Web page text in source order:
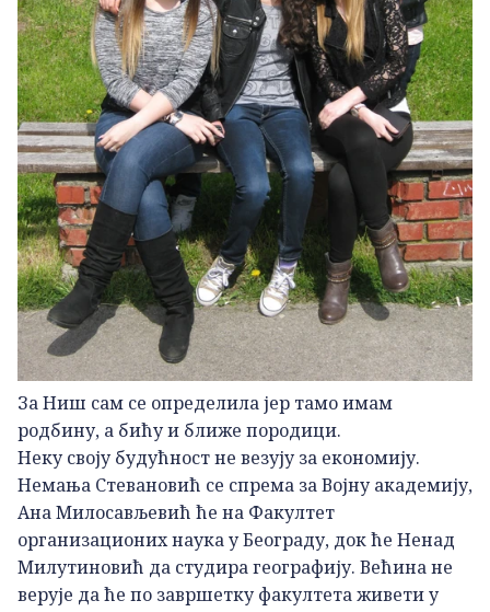
За Ниш сам се определила јер тамо имам
родбину, а бићу и ближе породици.
Неку своју будућност не везују за економију.
Немања Стевановић се спрема за Војну академију,
Ана Милосављевић ће на Факултет
организационих наука у Београду, док ће Ненад
Милутиновић да студира географију. Већина не
верује да ће по завршетку факултета живети у